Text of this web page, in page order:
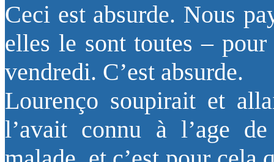
Ceci est absurde. Nous
elles le sont toutes –
vendredi. C’est absurde.
Lourenço soupirait et
l’avait connu à l’age